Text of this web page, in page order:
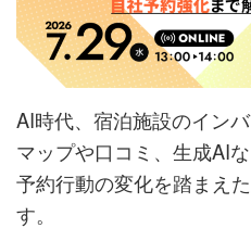
AI時代、宿泊施設のイン
マップや口コミ、生成AI
予約行動の変化を踏まえ
す。